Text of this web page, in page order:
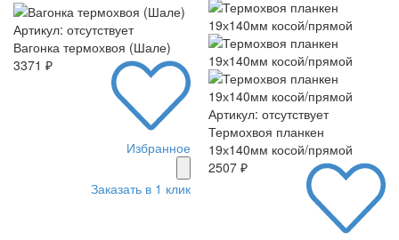
Артикул: отсутствует
Вагонка термохвоя (Шале)
3371 ₽
Избранное
Заказать в 1 клик
Артикул: отсутствует
Термохвоя планкен
19х140мм косой/прямой
2507 ₽